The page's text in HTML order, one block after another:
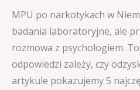
MPU po narkotykach w
badania laboratoryjne, ale
rozmowa z psychologiem.
odpowiedzi zależy, czy
artykule pokazujemy 5
na
nie